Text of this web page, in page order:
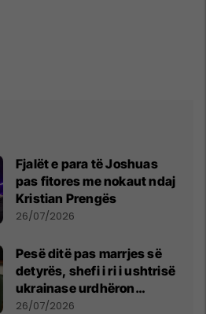
Fjalët e para të Joshuas
pas fitores me nokaut ndaj
Kristian Prengës
26/07/2026
Pesë ditë pas marrjes së
detyrës, shefi i ri i ushtrisë
ukrainase urdhëron
kontroll të madh
26/07/2026